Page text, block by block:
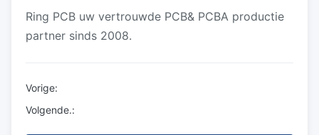
Ring PCB uw vertrouwde PCB& PCBA productie
partner sinds 2008.
Vorige:
Volgende.: